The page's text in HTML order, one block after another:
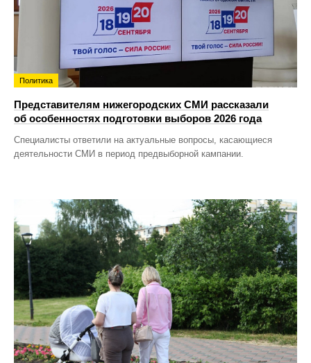
Политика
Представителям нижегородских СМИ рассказали
об особенностях подготовки выборов 2026 года
Специалисты ответили на актуальные вопросы, касающиеся
деятельности СМИ в период предвыборной кампании.